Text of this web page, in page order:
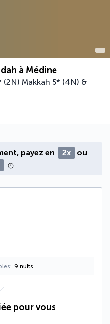
à Médine
Makkah 5* (4N) &
payez en 2x
ou
9 nuits
pour vous